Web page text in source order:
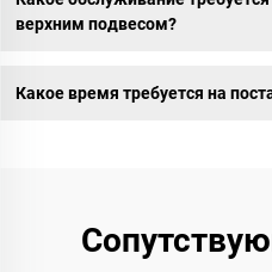
верхним подвесом?
Какое время требуется на